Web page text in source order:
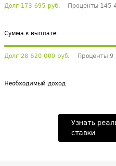
Долг 173 695 руб. Проценты 145
Сумма к выплате
Долг 28 620 000 руб. Проценты 9
Необходимый доход
Узнать
ставки